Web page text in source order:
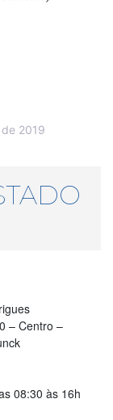
2019
– Centro –
08:30 às 16h